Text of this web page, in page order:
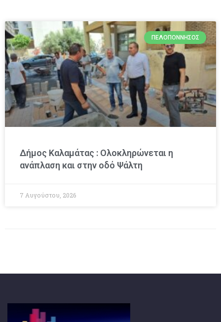
ΠΕΛΟΠΌΝΝΗΣΟΣ
Δήμος Καλαμάτας : Ολοκληρώνεται η
ανάπλαση και στην οδό Ψάλτη
7 Αυγούστου, 2026